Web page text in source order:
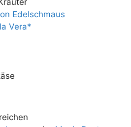
Edelschmaus
Vera